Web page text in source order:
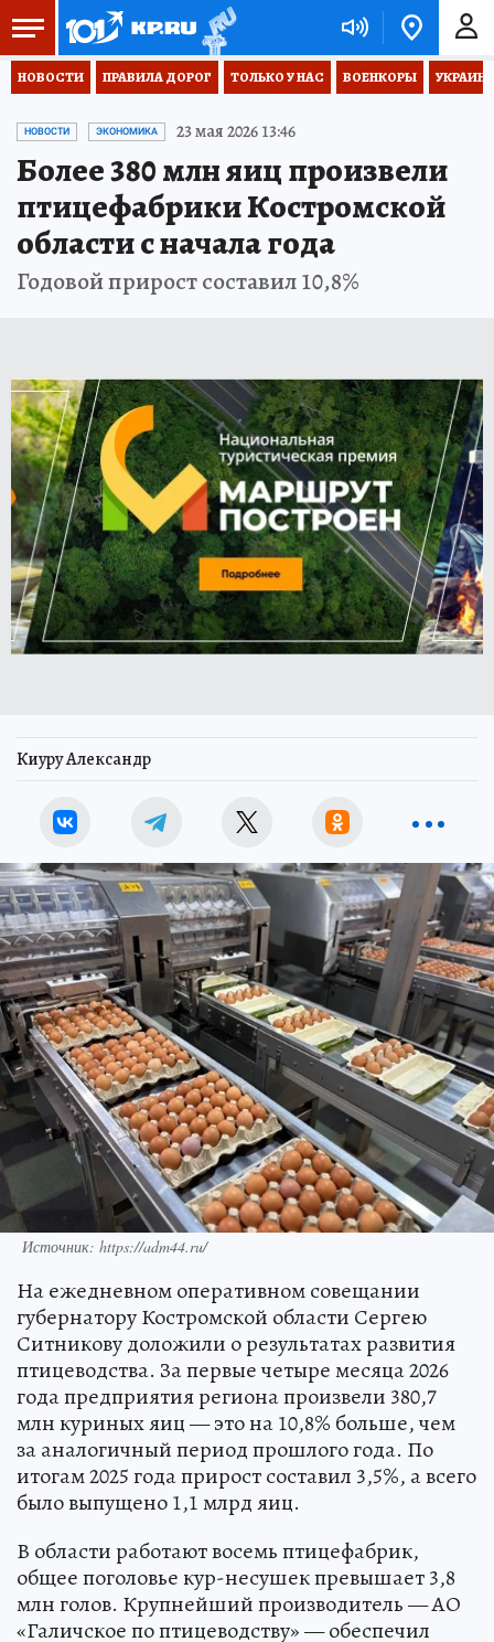
НОВОСТИ ПРАВИЛА ДОРОГ ТОЛЬКО У НАС ВОЕНКОРЫ
НОВОСТИ ЭКОНОМИКА 23 мая 2026 13:46
Более 380 млн яиц произвели
птицефабрики Костромской
области с начала года
Годовой прирост составил 10,8%
Киуру Александр
Источник: https://adm44.ru/
На ежедневном оперативном совещании
губернатору Костромской области Сергею
Ситникову доложили о результатах развития
птицеводства. За первые четыре месяца 2026
года предприятия региона произвели 380,7
млн куриных яиц — это на 10,8% больше, чем
за аналогичный период прошлого года. По
итогам 2025 года прирост составил 3,5%, а всего
было выпущено 1,1 млрд яиц.
В области работают восемь птицефабрик,
общее поголовье кур-несушек превышает 3,8
млн голов. Крупнейший производитель — АО
«Галичское по птицеводству» — обеспечил